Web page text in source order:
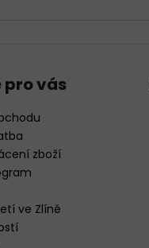
s vás
zboží
ve Zlíně